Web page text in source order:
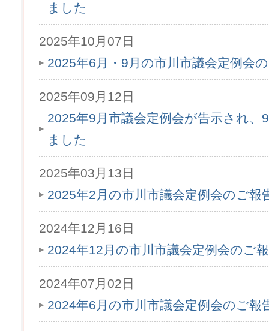
ました
2025年10月07日
2025年6月・9月の市川市議会定例会
2025年09月12日
2025年9月市議会定例会が告示され、
ました
2025年03月13日
2025年2月の市川市議会定例会のご報
2024年12月16日
2024年12月の市川市議会定例会のご
2024年07月02日
2024年6月の市川市議会定例会のご報